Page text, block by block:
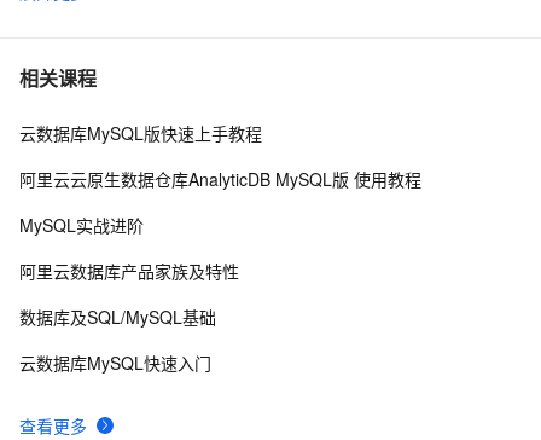
6
7 PostgreSQL\MySQL比较
8 Mysql笔记--常用命令
10mysql预处理语句
相关课程
查看更多
云数据库MySQL版快速上手教程
阿里云云原生数据仓库AnalyticDB MySQL版 使用教程
MySQL实战进阶
阿里云数据库产品家族及特性
数据库及SQL/MySQL基础
云数据库MySQL快速入门